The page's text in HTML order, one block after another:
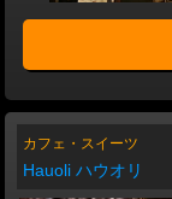
カフェ・スイーツ
Hauoli ハウオリ